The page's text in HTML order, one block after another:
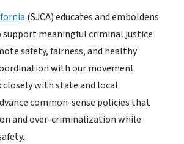
(SJCA) educates and emboldens
support meaningful criminal justice
safety, fairness, and healthy
with our movement
with state and local
common-sense policies that
and over-criminalization while